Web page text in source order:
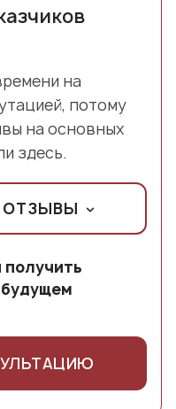
на
потому
на основных
здесь.
ОТЗЫВЫ